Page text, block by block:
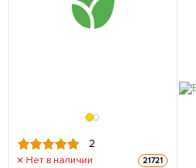
2
Нет в наличии 21721